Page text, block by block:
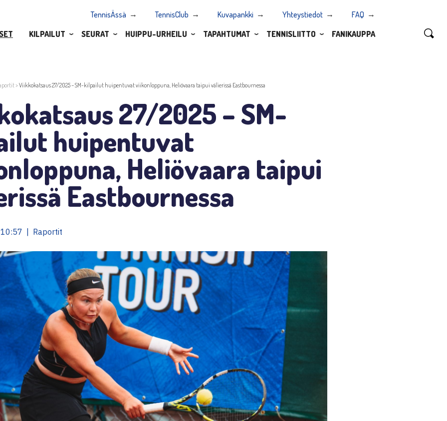
TennisÄssä TennisClub Kuvapankki Yhteystiedot
FAQ
KILPAILUT SEURAT HUIPPU-URHEILU TAPAHTUMAT TENNISLIITTO FANIKAUPPA
>Viikkokatsaus 27/2025 – SM-kilpailut huipentuvat viikonloppuna, Heliövaara taipui välierissä Eastbournessa
27/2025 – SM-
huipentuvat
Heliövaara taipui
Eastbournessa
| Raportit